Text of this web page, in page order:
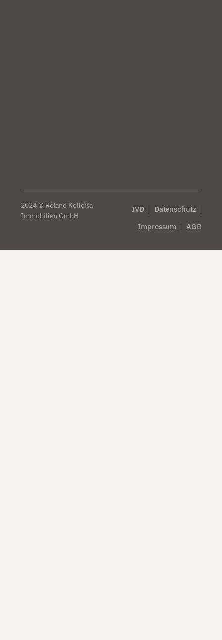
2024 © Roland Kolloßa
Immobilien GmbH
IVD
Datenschutz
Impressum
AGB